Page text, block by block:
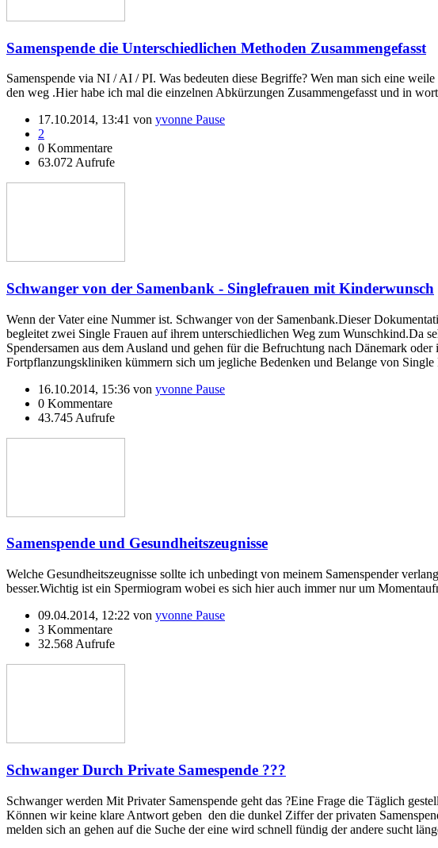
Samenspende die Unterschiedlichen Methoden Zusammengefasst
Samenspende via NI / AI / PI. Was bedeuten diese Begriffe? Wen man sich eine
den weg .Hier habe ich mal die einzelnen Abkürzungen Zusammengefasst und in
17.10.2014, 13:41 von yvonne Pause
2
0 Kommentare
63.072 Aufrufe
Schwanger von der Samenbank - Singlefrauen mit Kinderwunsch
Wenn der Vater eine Nummer ist. Schwanger von der Samenbank.Dieser
begleitet zwei Single Frauen auf ihrem unterschiedlichen Weg zum Wunschkind.Da
Spendersamen aus dem Ausland und gehen für die Befruchtung nach Dänemark
Fortpflanzungskliniken kümmern sich um jegliche Bedenken und Belange von
16.10.2014, 15:36 von yvonne Pause
0 Kommentare
43.745 Aufrufe
Samenspende und Gesundheitszeugnisse
Welche Gesundheitszeugnisse sollte ich unbedingt von meinem Samenspender
besser.Wichtig ist ein Spermiogram wobei es sich hier auch immer nur um
09.04.2014, 12:22 von yvonne Pause
3 Kommentare
32.568 Aufrufe
Schwanger Durch Private Samespende ???
Schwanger werden Mit Privater Samenspende geht das ?Eine Frage die Täglich
Können wir keine klare Antwort geben den die dunkel Ziffer der privaten
melden sich an gehen auf die Suche der eine wird schnell fündig der andere sucht